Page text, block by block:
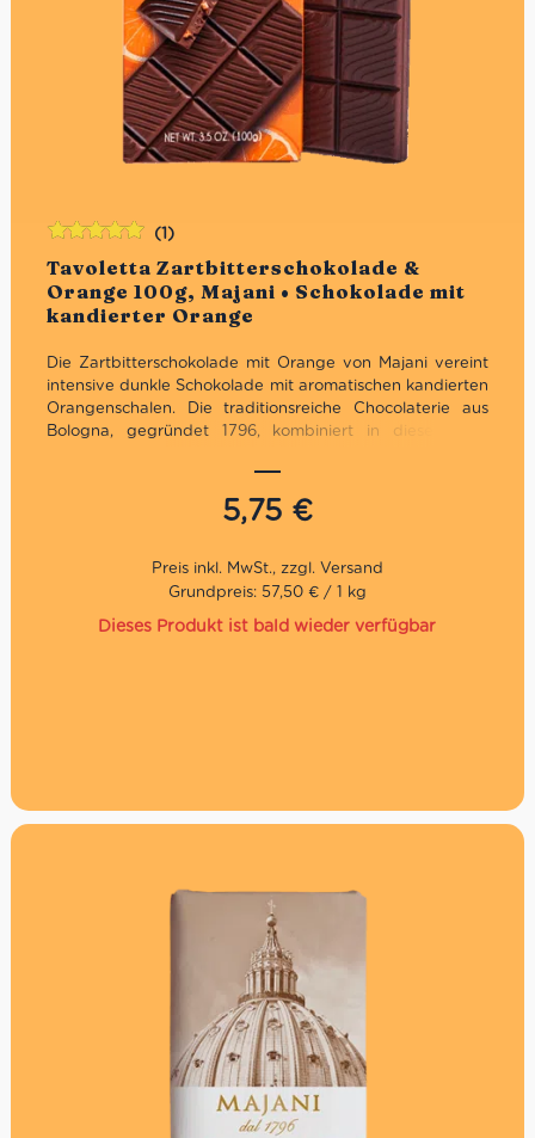
Tavoletta Zartbitterschokolade &
Orange 100g, Majani • Schokolade mit
kandierter Orange
(1)
Die Zartbitterschokolade mit Orange von Majani vereint
intensive dunkle Schokolade mit aromatischen kandierten
Orangenschalen. Die traditionsreiche Chocolaterie aus
Bologna, gegründet 1796, kombiniert in dieser Tafel
mediterraner Orangen. Das Ergebnis ist eine elegante
italienische Gourmet-Schokolade mit perfekter Balance
aus Kakao, Frucht und feiner Süße.
5,75 €
Bewertet
mit5.00von
5
Grundpreis: 57,50 € / 1 kg
Dieses Produkt ist bald wieder verfügbar